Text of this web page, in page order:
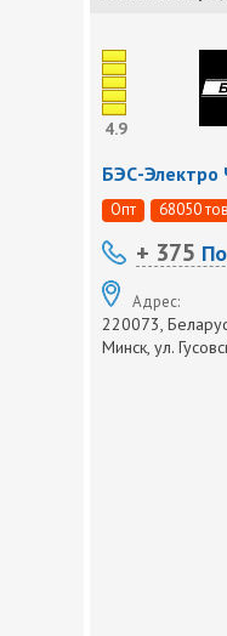
4.9
БЭС-Электро
Опт 68050
+ 375
Адрес:
220073,
Минск, ул.